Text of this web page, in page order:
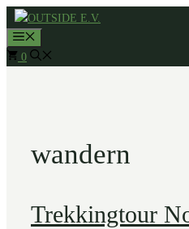
Zum
Inhalt
springen
0
wandern
Trekkingtour